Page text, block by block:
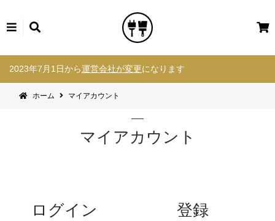
カ
2023年7月1日から運営会社が変更になります
ホーム マイアカウント
マイアカウント
ログイン 登録